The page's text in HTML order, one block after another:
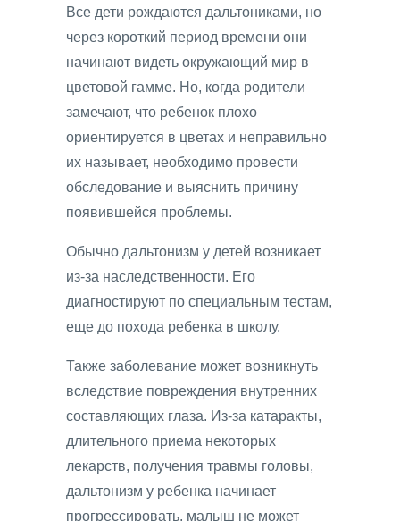
Все дети рождаются дальтониками, но
через короткий период времени они
начинают видеть окружающий мир в
цветовой гамме. Но, когда родители
замечают, что ребенок плохо
ориентируется в цветах и неправильно
их называет, необходимо провести
обследование и выяснить причину
появившейся проблемы.
Обычно дальтонизм у детей возникает
из-за наследственности. Его
диагностируют по специальным тестам,
еще до похода ребенка в школу.
Также заболевание может возникнуть
вследствие повреждения внутренних
составляющих глаза. Из-за катаракты,
длительного приема некоторых
лекарств, получения травмы головы,
дальтонизм у ребенка начинает
прогрессировать, малыш не может